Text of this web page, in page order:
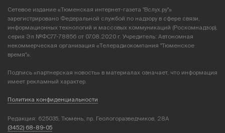
Сетевое издание «Тюменская интернет-газета "Вслух.ру"»
зарегистрировано Федеральной службой по надзору в сфере связи,
информационных технологий и массовых коммуникаций (Роскомнадзор),
серия Эл №ФС77-78856 от 07.08.2020 г. Учредитель: Автономная
некоммерческая организация «Телерадиокомпания "Тюменское
время"».
Подпись «партнерская новость» в материалах означает, что информация
имеет рекламный характер.
Политика конфиденциальности
Редакция: 625035, Тюмень, пр. Геологоразведчиков, 28А
(3452) 68-89-05